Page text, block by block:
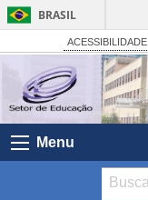
BRASIL
ACESSIBILIDADE
Menu